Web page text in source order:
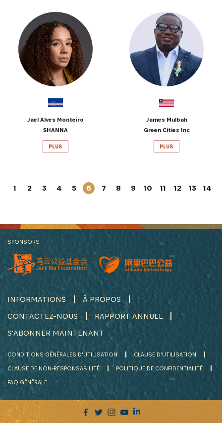
Jael Alves Monteiro
SHANNA
PLUS
James Mulbah
Green Cities Inc
PLUS
1 2 3 4 5 6 7 8 9 10 11 12 13 14
SPONSORS
INFORMATIONS
À PROPOS
CONTACTEZ-NOUS
RAPPORT ANNUEL
S'ABONNER MAINTENANT
CONDITIONS GÉNÉRALES D'UTILISATION
CLAUSE D'UTILISATION
CLAUSE DE NON-RESPONSABILITÉ
POLITIQUE DE CONFIDENTIALITÉ
FAQ GÉNÉRALE